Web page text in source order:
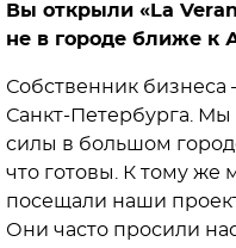
Вы открыли «La
не в городе ближе к
Собственник
Санкт-Петербурга. Мы
силы в большом
что готовы. К тому же
посещали наши
Они часто просили